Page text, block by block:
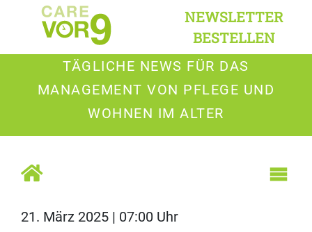
NEWSLETTER
BESTELLEN
TÄGLICHE NEWS FÜR DAS
MANAGEMENT VON PFLEGE UND
WOHNEN IM ALTER
21. März 2025 | 07:00 Uhr